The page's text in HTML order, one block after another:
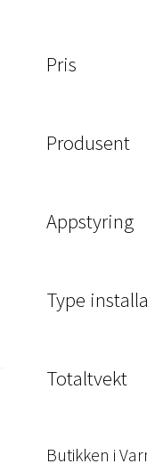
Pris
Produsent
Appstyring
Type
Totaltvekt
Butikken i